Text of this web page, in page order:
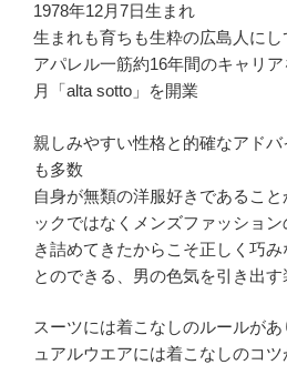
1978年12月7日生まれ
生まれも育ちも生粋の広島人に
アパレル一筋約16年間のキャリ
月「alta sotto」を開業
親しみやすい性格と的確なアド
も多数
自身が無類の洋服好きであるこ
ックではなくメンズファッショ
き詰めてきたからこそ正しく巧
とのできる、男の色気を引き出す
スーツには着こなしのルールが
ュアルウエアには着こなしのコ